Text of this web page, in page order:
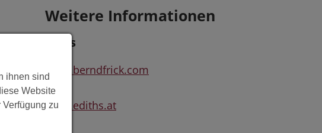
Weitere Informationen
Links
www.berndfrick.com
www.ediths.at
ihnen sind
Website
zu